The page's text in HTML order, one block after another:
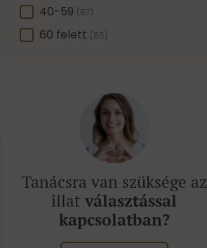
40-59 (87)
60 felett (85)
Tanácsra van szüksége az
illatválasztással
kapcsolatban?